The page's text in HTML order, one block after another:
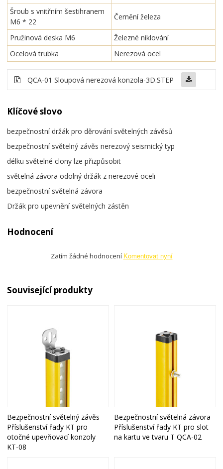
Šroub s vnitřním šestihranem
M6 * 22
Černění železa
Pružinová deska M6
Železné niklování
Ocelová trubka
Nerezová ocel
QCA-01 Sloupová nerezová konzola-3D.STEP
Klíčové slovo
bezpečnostní držák pro děrování světelných závěsů
bezpečnostní světelný závěs nerezový seismický typ
délku světelné clony lze přizpůsobit
světelná závora odolný držák z nerezové oceli
bezpečnostní světelná závora
Držák pro upevnění světelných zástěn
Hodnocení
Zatím žádné hodnocení Komentovat nyní
Související produkty
Bezpečnostní světelný závěs
Příslušenství řady KT pro
otočné upevňovací konzoly
KT-08
Bezpečnostní světelná závora
Příslušenství řady KT pro slot
na kartu ve tvaru T QCA-02